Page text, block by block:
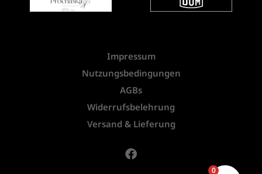
Impressum
Nutzungsbedingungen
AGBs
Widerrufsbelehrung
Versand & Lieferung
0